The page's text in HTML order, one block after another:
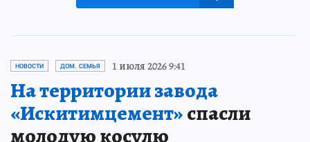
НОВОСТИ ДОМ. СЕМЬЯ 1 июля 2026 9:41
На территории завода
«Искитимцемент»спасли
молодую косулю